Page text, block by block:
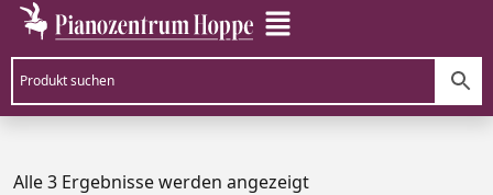
Alle 3 Ergebnisse werden angezeigt